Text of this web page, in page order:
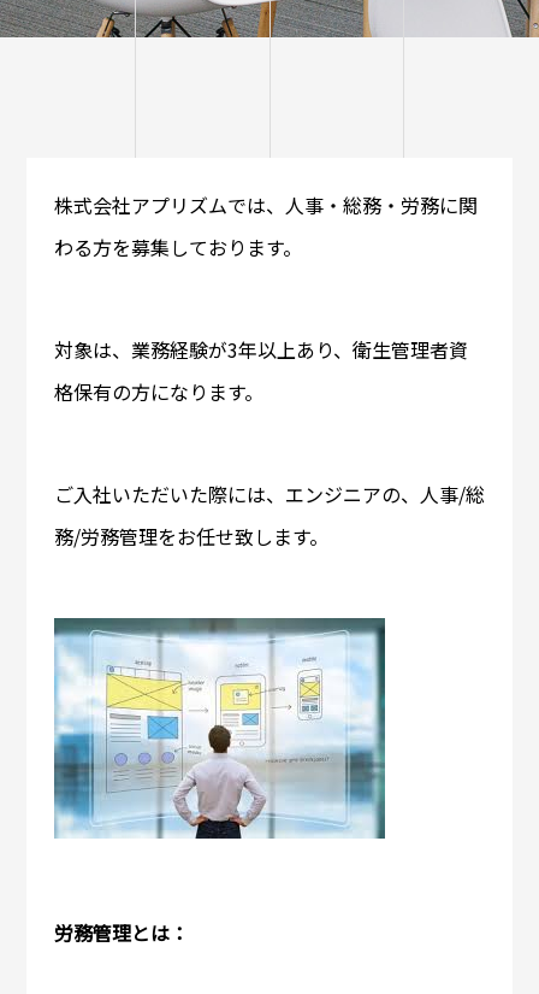
株式会社アプリズムでは、人事・総務・労務に関
わる方を募集しております。
対象は、業務経験が3年以上あり、衛生管理者資
格保有の方になります。
ご入社いただいた際には、エンジニアの、人事/総
務/労務管理をお任せ致します。
労務管理とは：